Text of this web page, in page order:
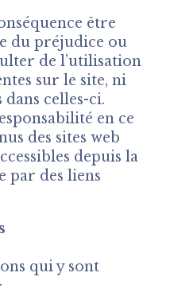
être
du préjudice ou
de l’utilisation
sur le site, ni
celles-ci.
en ce
des sites web
depuis la
par des liens
qui y sont